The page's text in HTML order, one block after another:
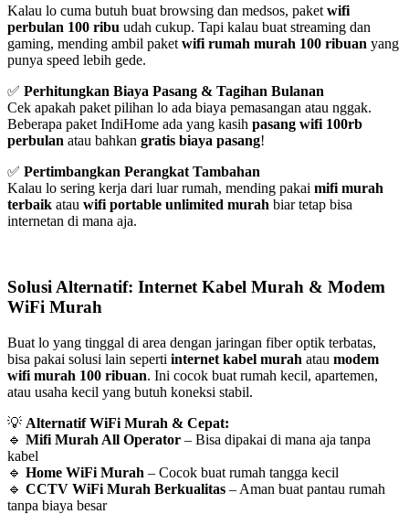
Kalau lo cuma butuh buat browsing dan medsos, paket wifi
perbulan 100 ribu udah cukup. Tapi kalau buat streaming dan
gaming, mending ambil paket wifi rumah murah 100 ribuan yang
punya speed lebih gede.
✅ Perhitungkan Biaya Pasang & Tagihan Bulanan
Cek apakah paket pilihan lo ada biaya pemasangan atau nggak.
Beberapa paket IndiHome ada yang kasih pasang wifi 100rb
perbulan atau bahkan gratis biaya pasang!
✅ Pertimbangkan Perangkat Tambahan
Kalau lo sering kerja dari luar rumah, mending pakai mifi murah
terbaik atau wifi portable unlimited murah biar tetap bisa
internetan di mana aja.
Solusi Alternatif: Internet Kabel Murah & Modem
WiFi Murah
Buat lo yang tinggal di area dengan jaringan fiber optik terbatas,
bisa pakai solusi lain seperti internet kabel murah atau modem
wifi murah 100 ribuan. Ini cocok buat rumah kecil, apartemen,
atau usaha kecil yang butuh koneksi stabil.
💡 Alternatif WiFi Murah & Cepat:
🔹 Mifi Murah All Operator – Bisa dipakai di mana aja tanpa
kabel
🔹 Home WiFi Murah – Cocok buat rumah tangga kecil
🔹 CCTV WiFi Murah Berkualitas – Aman buat pantau rumah
tanpa biaya besar